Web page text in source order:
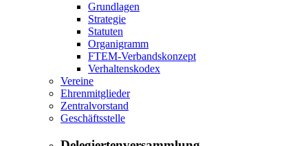
Grundlagen
Strategie
Statuten
Organigramm
FTEM-Verbandskonzept
Verhaltenskodex
Vereine
Ehrenmitglieder
Zentralvorstand
Geschäftsstelle